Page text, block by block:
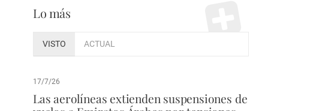
Lo más
VISTO ACTUAL
17/7/26
Las aerolíneas extienden suspensiones de